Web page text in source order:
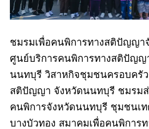
ชมรมเพื่อคนพิการทางสติปัญญา
ศูนย์บริการคนพิการทางสติปัญญ
นนทบุรี วิสาหกิจชุมชนครอบครั
สติปัญญา จังหวัดนนทบุรี ชมรมส่
คนพิการจังหวัดนนทบุรี ชุมชนเท
บางบัวทอง สมาคมเพื่อคนพิการ